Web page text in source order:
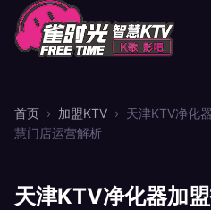
首页 › 加盟KTV › 天津KTV净化
慧门店运营解析
天津KTV净化器加